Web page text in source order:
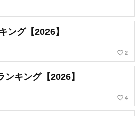
ング【2026】
favorite_border 2
キング【2026】
favorite_border 4